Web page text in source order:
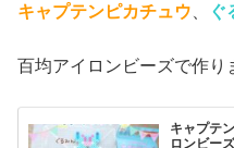
キャプテンピカチュウ ぐ
百均アイロンビーズで作り
キャプテ
ロンビー